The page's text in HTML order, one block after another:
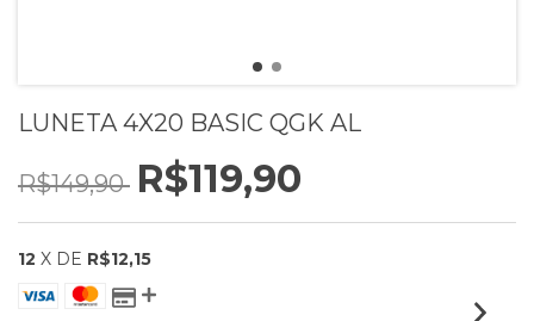
LUNETA 4X20 BASIC QGK AL
R$149,90 R$119,90
12 X DE R$12,15